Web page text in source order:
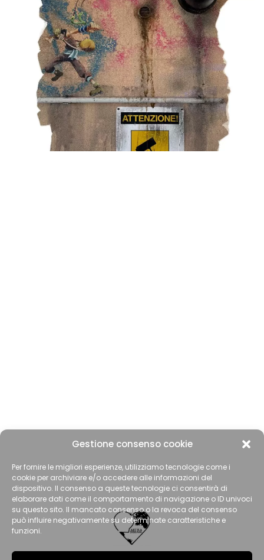
Gestione consenso cookie
Per fornire le migliori esperienze, utilizziamo tecnologie come i
cookie per archiviare e/o accedere alle informazioni del
dispositivo. Il consenso a queste tecnologie ci consentirà di
elaborare dati come il comportamento di navigazione o ID univoci
su questo sito. Il mancato consenso o la revoca del consenso
può influire negativamente su determinate caratteristiche e
funzioni.